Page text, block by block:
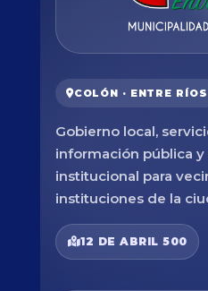
COLÓN · ENTRE RÍOS
Gobierno local,
información pública
institucional para
instituciones de la
12 DE ABRIL 500